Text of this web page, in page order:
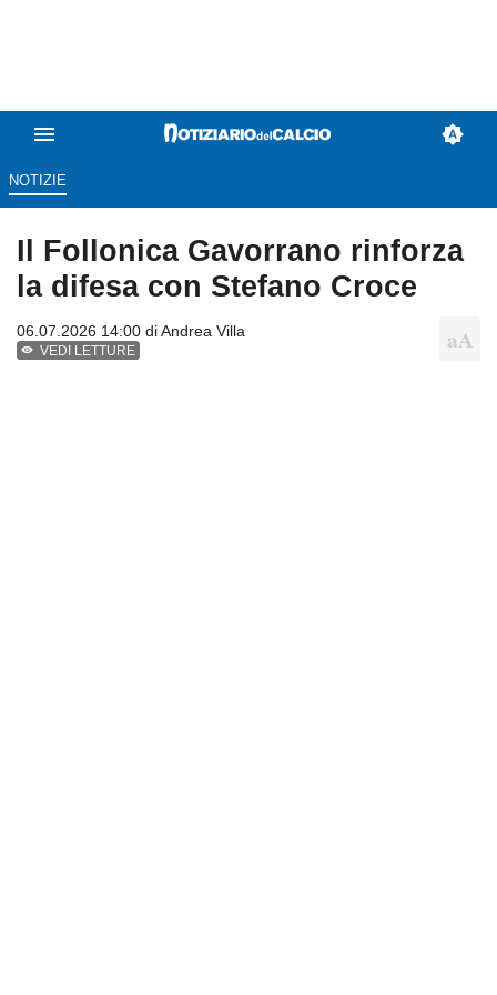
NOTIZIE
Il Follonica Gavorrano rinforza
la difesa con Stefano Croce
06.07.2026 14:00 diAndrea Villa
VEDI LETTURE